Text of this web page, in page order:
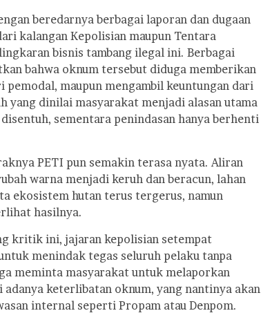
beredarnya berbagai laporan dan dugaan
kalangan Kepolisian maupun Tentara
bisnis tambang ilegal ini. Berbagai
bahwa oknum tersebut diduga memberikan
maupun mengambil keuntungan dari
yang dinilai masyarakat menjadi alasan utama
sementara penindasan hanya berhenti
PETI pun semakin terasa nyata. Aliran
warna menjadi keruh dan beracun, lahan
ekosistem hutan terus tergerus, namun
hasilnya.
kritik ini, jajaran kepolisian setempat
menindak tegas seluruh pelaku tanpa
meminta masyarakat untuk melaporkan
keterlibatan oknum, yang nantinya akan
internal seperti Propam atau Denpom.